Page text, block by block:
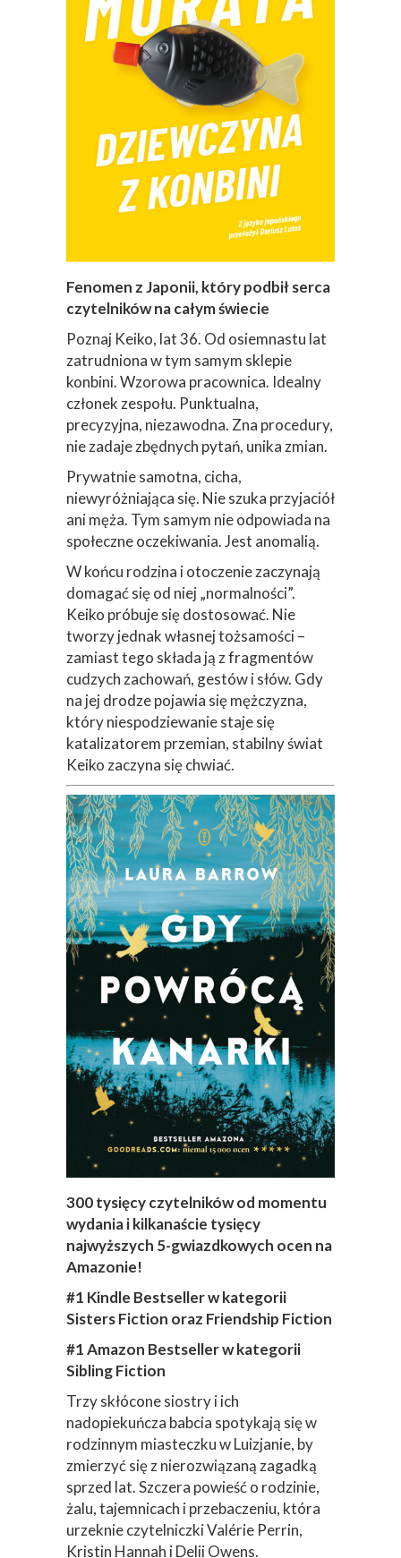
Fenomen z Japonii, który podbił serca
czytelników na całym świecie
Poznaj Keiko, lat 36. Od osiemnastu lat
zatrudniona w tym samym sklepie
konbini. Wzorowa pracownica. Idealny
członek zespołu. Punktualna,
precyzyjna, niezawodna. Zna procedury,
nie zadaje zbędnych pytań, unika zmian.
Prywatnie samotna, cicha,
niewyróżniająca się. Nie szuka przyjaciół
ani męża. Tym samym nie odpowiada na
społeczne oczekiwania. Jest anomalią.
W końcu rodzina i otoczenie zaczynają
domagać się od niej „normalności”.
Keiko próbuje się dostosować. Nie
tworzy jednak własnej tożsamości –
zamiast tego składa ją z fragmentów
cudzych zachowań, gestów i słów. Gdy
na jej drodze pojawia się mężczyzna,
który niespodziewanie staje się
katalizatorem przemian, stabilny świat
Keiko zaczyna się chwiać.
300 tysięcy czytelników od momentu
wydania i kilkanaście tysięcy
najwyższych 5-gwiazdkowych ocen na
Amazonie!
#1 Kindle Bestseller w kategorii
Sisters Fiction oraz Friendship Fiction
#1 Amazon Bestseller w kategorii
Sibling Fiction
Trzy skłócone siostry i ich
nadopiekuńcza babcia spotykają się w
rodzinnym miasteczku w Luizjanie, by
zmierzyć się z nierozwiązaną zagadką
sprzed lat. Szczera powieść o rodzinie,
żalu, tajemnicach i przebaczeniu, która
urzeknie czytelniczki Valérie Perrin,
Kristin Hannah i Delii Owens.